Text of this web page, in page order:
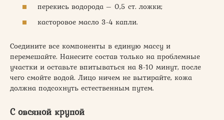
перекись водорода – 0,5 ст. ложки;
касторовое масло 3-4 капли.
Соедините все компоненты в единую массу и
перемешайте. Нанесите состав только на проблемные
участки и оставьте впитываться на 8-10 минут, после
чего смойте водой. Лицо ничем не вытирайте, кожа
должна подсохнуть естественным путем.
С овсяной крупой